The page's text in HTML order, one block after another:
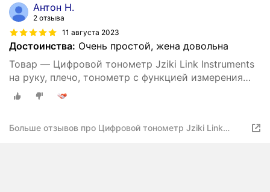
Антон Н.
2 отзыва
11 августа 2023
Достоинства: Очень простой, жена довольна
Товар — Цифровой тонометр Jziki Link Instruments
на руку, плечо, тонометр с функцией измерения
сердечного ритма и ЖК дисплеем
Больше отзывов про Цифровой тонометр Jziki Link